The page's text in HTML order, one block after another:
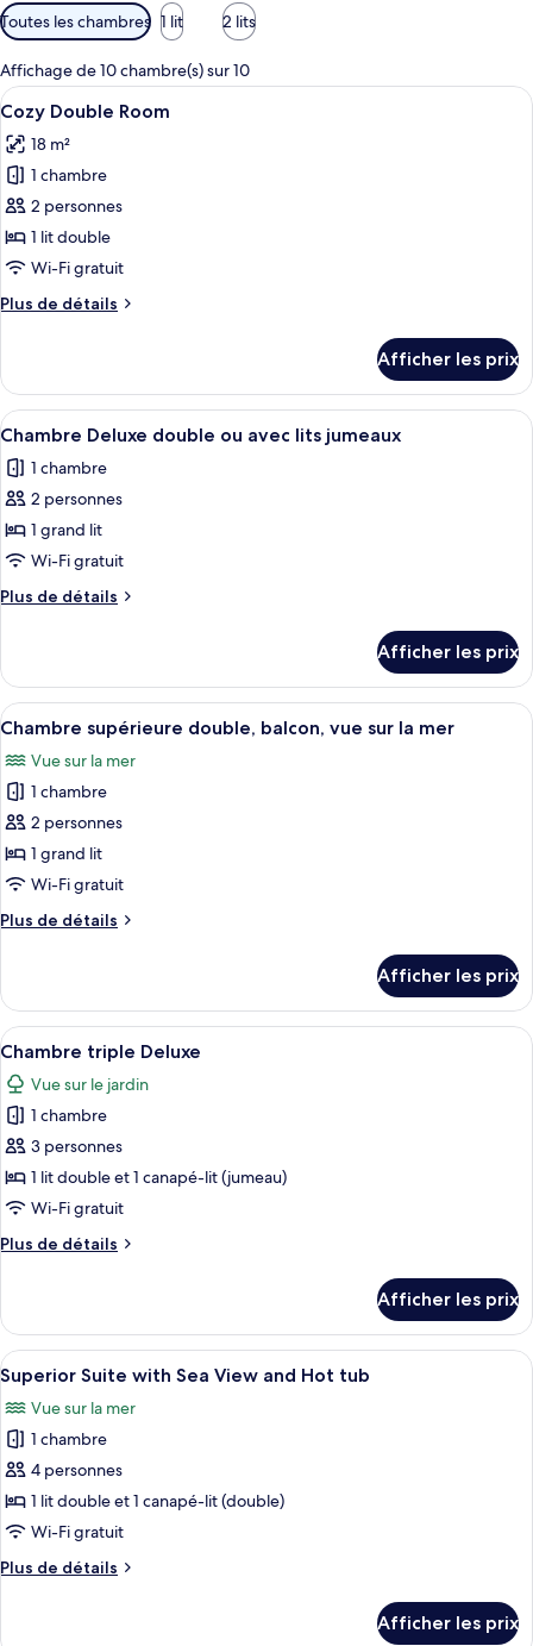
Filtres
disponibles
pour
les
chambres
Toutes les chambres 1 lit 2 lits
Affichage de 10 chambre(s) sur 10
Afficher
toutes
les
photos
pour
ce
type
chambre :
Room
Une chambre à coucher au style
24
Cozy Double Room
18 m²
1 chambre
2 personnes
1 lit double
Wi-Fi gratuit
Plus de détails
Plus
Cozy
Double
Room
Afficher les prix
Afficher
toutes
les
photos
pour
ce
type
de
Chambre
Deluxe
double
ou
avec
lits
jumeaux
Une chambre à coucher
16
Chambre Deluxe double ou avec lits jumeaux
1 chambre
2 personnes
1 grand lit
Wi-Fi gratuit
Plus de détails
Plus
Chambre
Deluxe
double
avec
lits
jumeaux
Afficher les prix
Afficher
toutes
les
photos
pour
ce
type
chambre :
double,
balcon,
vue
sur
la
mer
Une chambre d’hôtel moderne
28
Chambre supérieure double, balcon, vue sur la mer
Vue sur la mer
1 chambre
2 personnes
1 grand lit
Wi-Fi gratuit
Plus de détails
Plus
Chambre
supérieure
double,
balcon,
vue
sur
la
mer
Afficher les prix
Afficher
toutes
les
photos
pour
ce
type
chambre :
Deluxe
Une chambre d’hôtel moderne,
24
Chambre triple Deluxe
Vue sur le jardin
1 chambre
3 personnes
1 lit double et 1 canapé-lit (jumeau)
Wi-Fi gratuit
Plus de détails
Plus
Chambre
triple
Deluxe
Afficher les prix
Afficher
toutes
les
photos
pour
ce
type
chambre :
Une chambre moderne avec un
31
Superior Suite with Sea View and Hot tub
Vue sur la mer
1 chambre
4 personnes
1 lit double et 1 canapé-lit (double)
Wi-Fi gratuit
Plus de détails
Plus
Afficher les prix